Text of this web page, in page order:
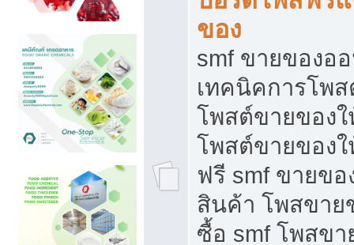
ของ
smf ขายของอ
เทคนิคการโพ
โพสต์ขายของ
โพสต์ขายของ
ฟรี smf ขายข
สินค้า โพสขาย
ซื้อ smf โพสข